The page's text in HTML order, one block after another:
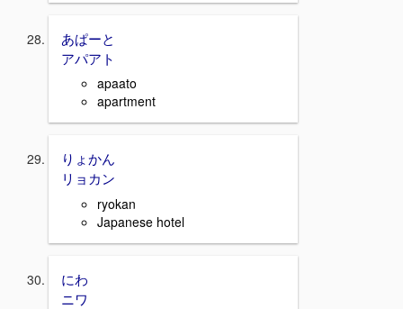
あぱーと
アパアト
apaato
apartment
りょかん
リョカン
ryokan
Japanese hotel
にわ
ニワ